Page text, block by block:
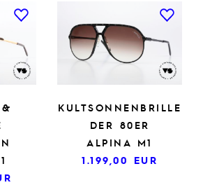
KULTSONNENBRILLE
DER 80ER
ALPINA M1
1.199,00 EUR